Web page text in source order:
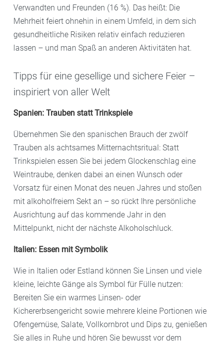
Verwandten und Freunden (16 %). Das heißt: Die
Mehrheit feiert ohnehin in einem Umfeld, in dem sich
gesundheitliche Risiken relativ einfach reduzieren
lassen – und man Spaß an anderen Aktivitäten hat.
Tipps für eine gesellige und sichere Feier –
inspiriert von aller Welt
Spanien: Trauben statt Trinkspiele
Übernehmen Sie den spanischen Brauch der zwölf
Trauben als achtsames Mitternachtsritual: Statt
Trinkspielen essen Sie bei jedem Glockenschlag eine
Weintraube, denken dabei an einen Wunsch oder
Vorsatz für einen Monat des neuen Jahres und stoßen
mit alkoholfreiem Sekt an – so rückt Ihre persönliche
Ausrichtung auf das kommende Jahr in den
Mittelpunkt, nicht der nächste Alkoholschluck.
Italien: Essen mit Symbolik
Wie in Italien oder Estland können Sie Linsen und viele
kleine, leichte Gänge als Symbol für Fülle nutzen:
Bereiten Sie ein warmes Linsen- oder
Kichererbsengericht sowie mehrere kleine Portionen wie
Ofengemüse, Salate, Vollkornbrot und Dips zu, genießen
Sie alles in Ruhe und hören Sie bewusst vor dem